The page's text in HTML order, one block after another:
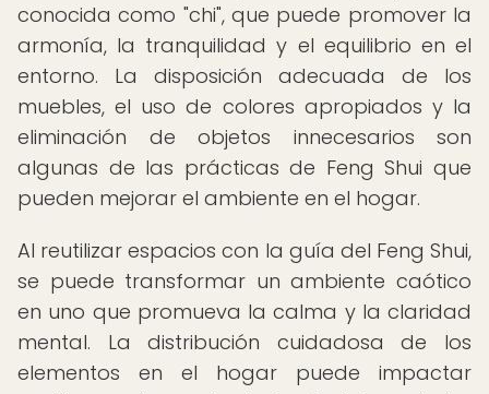
conocida como "chi", que puede promover la
armonía, la tranquilidad y el equilibrio en el
entorno. La disposición adecuada de los
muebles, el uso de colores apropiados y la
eliminación de objetos innecesarios son
algunas de las prácticas de Feng Shui que
pueden mejorar el ambiente en el hogar.
Al reutilizar espacios con la guía del Feng Shui,
se puede transformar un ambiente caótico
en uno que promueva la calma y la claridad
mental. La distribución cuidadosa de los
elementos en el hogar puede impactar